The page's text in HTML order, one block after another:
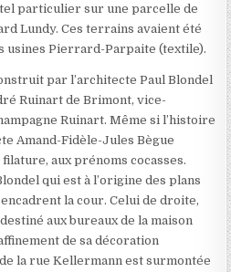
particulier sur une parcelle de
Lundy. Ces terrains avaient été
usines Pierrard-Parpaite (textile).
par l’architecte Paul Blondel
Ruinart de Brimont, vice-
Ruinart. Même si l’histoire
Amand-Fidèle-Jules Bègue
aux prénoms cocasses.
qui est à l’origine des plans
la cour. Celui de droite,
aux bureaux de la maison
de sa décoration
la rue Kellermann est surmontée